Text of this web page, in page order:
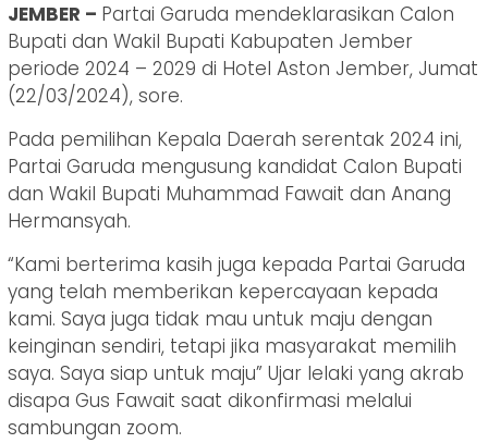
JEMBER – Partai Garuda mendeklarasikan Calon
Bupati dan Wakil Bupati Kabupaten Jember
periode 2024 – 2029 di Hotel Aston Jember, Jumat
(22/03/2024), sore.
Pada pemilihan Kepala Daerah serentak 2024 ini,
Partai Garuda mengusung kandidat Calon Bupati
dan Wakil Bupati Muhammad Fawait dan Anang
Hermansyah.
“Kami berterima kasih juga kepada Partai Garuda
yang telah memberikan kepercayaan kepada
kami. Saya juga tidak mau untuk maju dengan
keinginan sendiri, tetapi jika masyarakat memilih
saya. Saya siap untuk maju” Ujar lelaki yang akrab
disapa Gus Fawait saat dikonfirmasi melalui
sambungan zoom.